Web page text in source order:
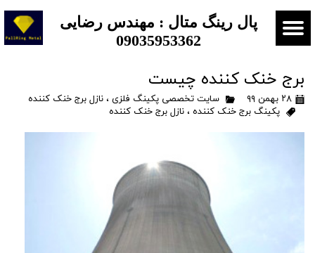
​​​پال رینگ متال : مهندس رضایی
09035953362
برج خنک کننده چیست
۲۸ بهمن ۹۹ سایت تخصصی پکینگ فلزی ، نازل برج خنک کننده
پکینگ برج خنک کننده ، نازل برج خنک کننده